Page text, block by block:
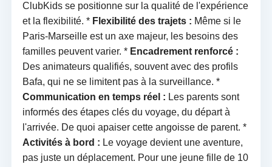
ClubKids se positionne sur la qualité de l'expérience
et la flexibilité. * Flexibilité des trajets : Même si le
Paris-Marseille est un axe majeur, les besoins des
familles peuvent varier. * Encadrement renforcé :
Des animateurs qualifiés, souvent avec des profils
Bafa, qui ne se limitent pas à la surveillance. *
Communication en temps réel : Les parents sont
informés des étapes clés du voyage, du départ à
l'arrivée. De quoi apaiser cette angoisse de parent. *
Activités à bord : Le voyage devient une aventure,
pas juste un déplacement. Pour une jeune fille de 10